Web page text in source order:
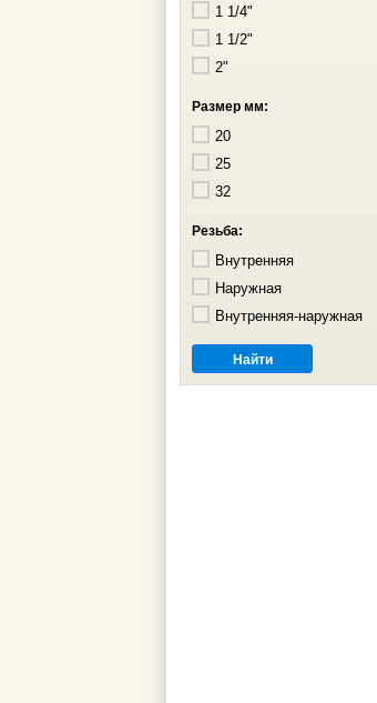
1 1/4"
1 1/2"
2"
Размер мм:
20
25
32
Резьба:
Внутренняя
Наружная
Внутренняя-наружная